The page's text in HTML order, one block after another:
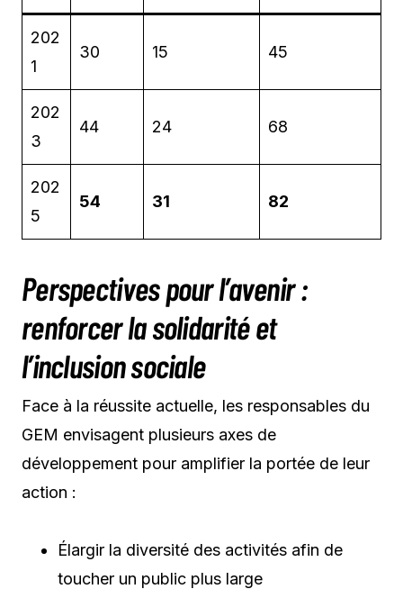
202
1
30 15 45
202
3
44 24 68
202
5
54 31 82
Perspectives pour l’avenir :
renforcer la solidarité et
l’inclusion sociale
Face à la réussite actuelle, les responsables du
GEM envisagent plusieurs axes de
développement pour amplifier la portée de leur
action :
Élargir la diversité des activités afin de
toucher un public plus large